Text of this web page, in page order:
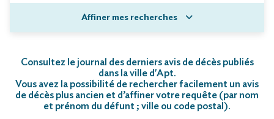
Affiner mes recherches
Consultez le journal des derniers avis de décès publiés
dans la ville d'Apt.
Vous avez la possibilité de rechercher facilement un avis
de décès plus ancien et d’affiner votre requête (par nom
et prénom du défunt ; ville ou code postal).